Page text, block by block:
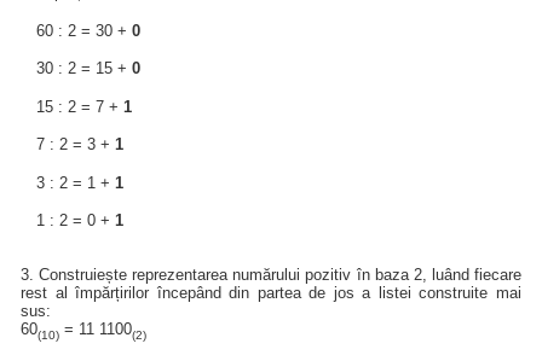
60 : 2 = 30 + 0
30 : 2 = 15 + 0
15 : 2 = 7 + 1
7 : 2 = 3 + 1
3 : 2 = 1 + 1
1 : 2 = 0 + 1
3. Construiește reprezentarea numărului pozitiv în baza 2, luând fiecare
rest al împărțirilor începând din partea de jos a listei construite mai
sus:
60(10) = 11 1100(2)